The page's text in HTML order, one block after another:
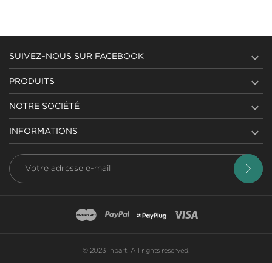
SUIVEZ-NOUS SUR FACEBOOK 
PRODUITS 
NOTRE SOCIÉTÉ 
INFORMATIONS 
© 2023 Inpart. All rights reserved.